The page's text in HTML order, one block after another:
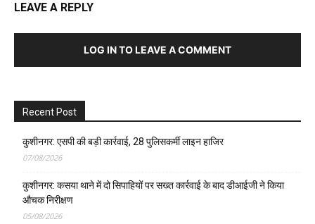
LEAVE A REPLY
LOG IN TO LEAVE A COMMENT
Recent Post
कुशीनगर: एसपी की बड़ी कार्रवाई, 28 पुलिसकर्मी लाइन हाजिर
07/08/2026
कुशीनगर: कसया थाने में दो सिपाहियों पर सख्त कार्रवाई के बाद डीआईजी ने किया
औचक निरीक्षण
05/08/2026